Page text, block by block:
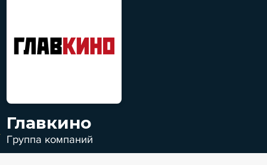
Главкино
Группа компаний